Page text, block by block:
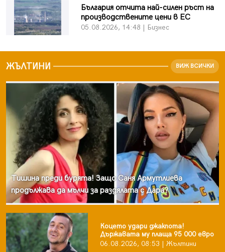
05.08.2026, 00:32
България отчита най-силен ръст на
производствените цени в ЕС
05.08.2026, 14:48 | Бизнес
ЖЪЛТИНИ ВИЖ ВСИЧКИ
Тишина преди бурята! Защо Саня Армутлиева
продължава да мълчи за раздялата с Дара?
Коцето удари джакпота!
Държавата му плаща 95 000 евро
06.08.2026, 08:53 | Жълтини